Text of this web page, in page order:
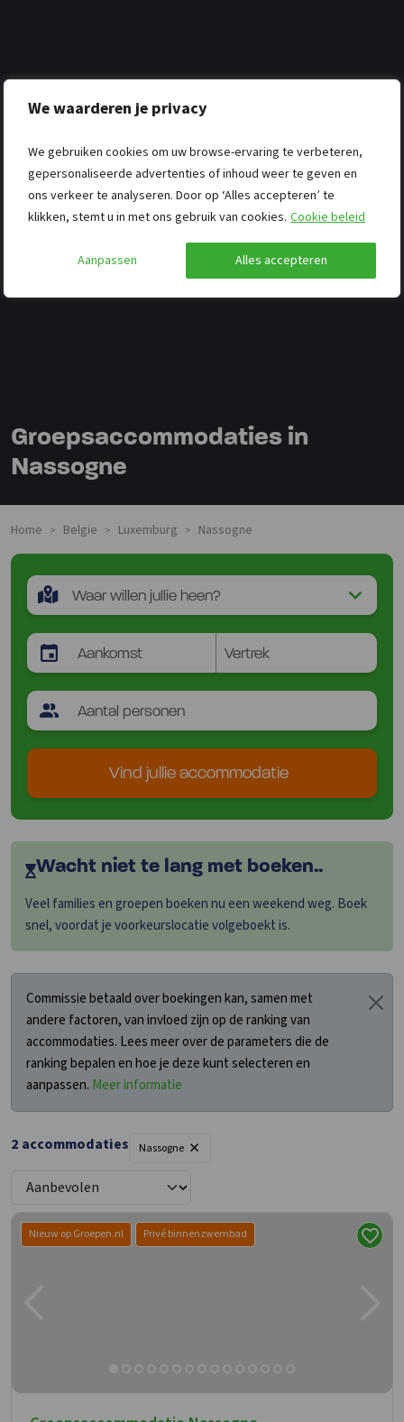
We waarderen je privacy
We gebruiken cookies om uw browse-ervaring te verbeteren,
gepersonaliseerde advertenties of inhoud weer te geven en
ons verkeer te analyseren. Door op ‘Alles accepteren’ te
klikken, stemt u in met ons gebruik van cookies. Cookie beleid
Aanpassen Alles accepteren
Groepsaccommodaties in
Nassogne
Home > Belgie > Luxemburg > Nassogne
Vind jullie accommodatie
Wacht niet te lang met boeken..
Veel families en groepen boeken nu een weekend weg. Boek
snel, voordat je voorkeurslocatie volgeboekt is.
Commissie betaald over boekingen kan, samen met
andere factoren, van invloed zijn op de ranking van
accommodaties. Lees meer over de parameters die de
ranking bepalen en hoe je deze kunt selecteren en
aanpassen. Meer informatie
2 accommodaties Nassogne ×
Nieuw op Groepen.nl Privé binnenzwembad